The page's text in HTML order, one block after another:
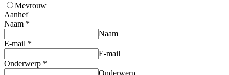
Mevrouw
Aanhef
Naam *
Naam
E-mail *
E-mail
Onderwerp *
Onderwerp